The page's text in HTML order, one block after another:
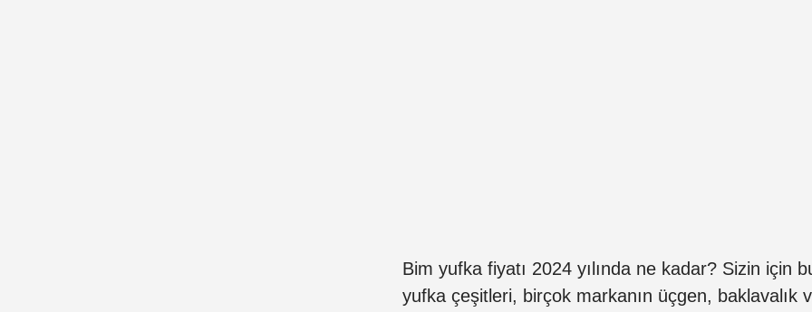
Bim yufka fiyatı 2024 yılında ne kadar? Sizin için
yufka çeşitleri, birçok markanın üçgen, baklavalık